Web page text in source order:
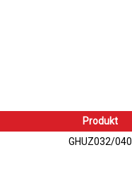
Produkt
GHUZ032/040